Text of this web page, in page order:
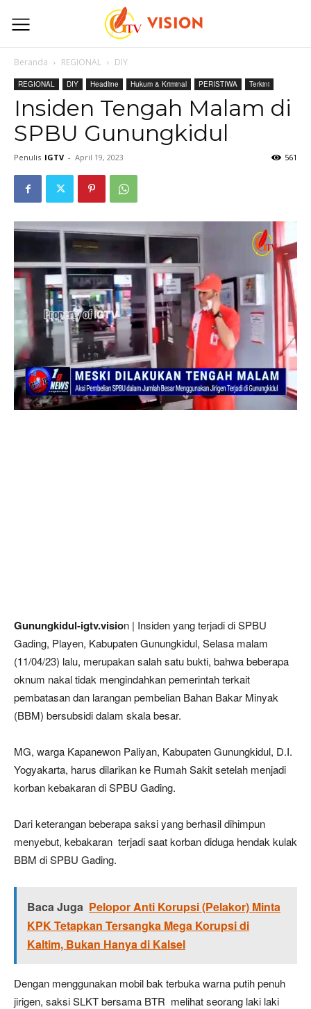
Beranda REGIONAL DIY
REGIONAL DIY Headline Hukum & Kriminal PERISTIWA Terkini
Insiden Tengah Malam di
SPBU Gunungkidul
Penulis IGTV - April 19, 2023 561
Gunungkidul-igtv.vision | Insiden yang terjadi di SPBU
Gading, Playen, Kabupaten Gunungkidul, Selasa malam
(11/04/23) lalu, merupakan salah satu bukti, bahwa beberapa
oknum nakal tidak mengindahkan pemerintah terkait
pembatasan dan larangan pembelian Bahan Bakar Minyak
(BBM) bersubsidi dalam skala besar.
MG, warga Kapanewon Paliyan, Kabupaten Gunungkidul, D.I.
Yogyakarta, harus dilarikan ke Rumah Sakit setelah menjadi
korban kebakaran di SPBU Gading.
Dari keterangan beberapa saksi yang berhasil dihimpun
menyebut, kebakaran terjadi saat korban diduga hendak kulak
BBM di SPBU Gading.
Baca Juga Pelopor Anti Korupsi (Pelakor) Minta
KPK Tetapkan Tersangka Mega Korupsi di
Kaltim, Bukan Hanya di Kalsel
Dengan menggunakan mobil bak terbuka warna putih penuh
jirigen, saksi SLKT bersama BTR melihat seorang laki laki